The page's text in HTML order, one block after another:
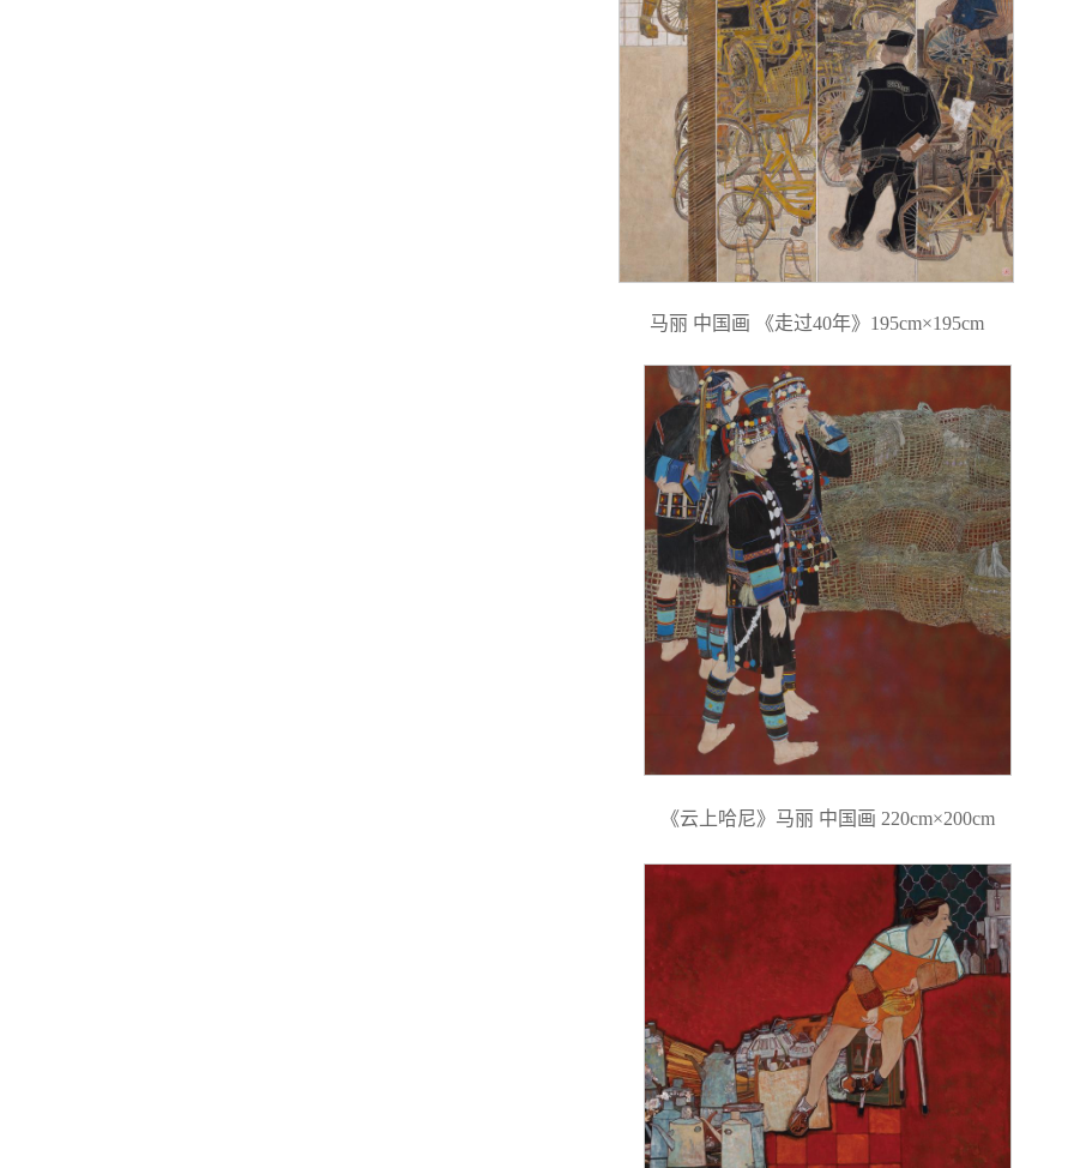
马丽 中国画 《走过40年》195cm×195cm
《云上哈尼》马丽 中国画 220cm×200cm